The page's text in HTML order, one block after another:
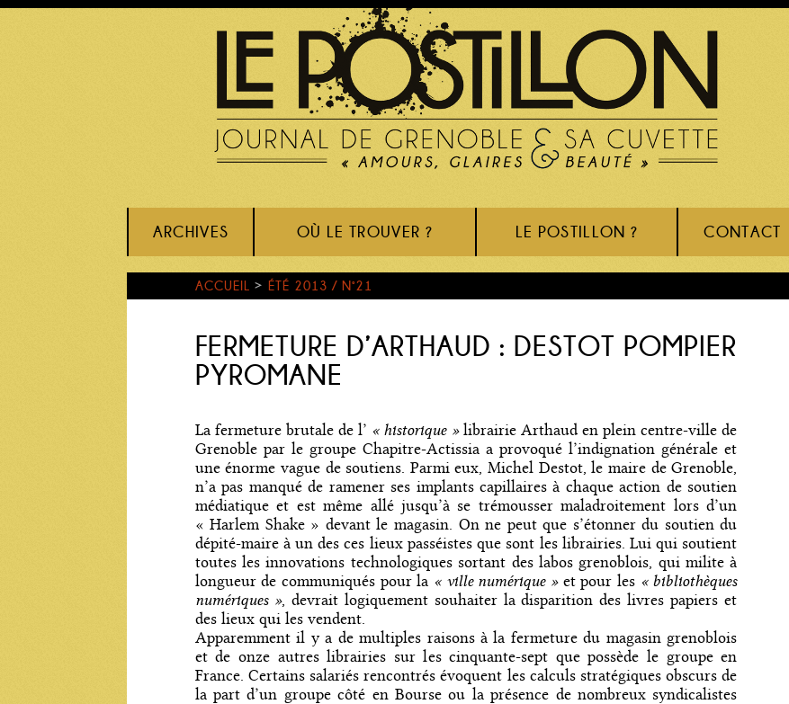
ARCHIVES OÙ LE TROUVER ? LE POSTILLON ? CONTACT
ACCUEIL > ÉTÉ 2013 / N°21
FERMETURE D’ARTHAUD : DESTOT POMPIER
PYROMANE
La fermeture brutale de l’ « historique »librairie Arthaud en plein centre-ville de
Grenoble par le groupe Chapitre-Actissia a provoqué l’indignation générale et
une énorme vague de soutiens. Parmi eux, Michel Destot, le maire de Grenoble,
n’a pas manqué de ramener ses implants capillaires à chaque action de soutien
médiatique et est même allé jusqu’à se trémousser maladroitement lors d’un
« Harlem Shake » devant le magasin. On ne peut que s’étonner du soutien du
dépité-maire à un des ces lieux passéistes que sont les librairies. Lui qui soutient
toutes les innovations technologiques sortant des labos grenoblois, qui milite à
longueur de communiqués pour la « ville numérique »et pour les « bibliothèques
numériques », devrait logiquement souhaiter la disparition des livres papiers et
des lieux qui les vendent.
Apparemment il y a de multiples raisons à la fermeture du magasin grenoblois
et de onze autres librairies sur les cinquante-sept que possède le groupe en
France. Certains salariés rencontrés évoquent les calculs stratégiques obscurs de
la part d’un groupe côté en Bourse ou la présence de nombreux syndicalistes